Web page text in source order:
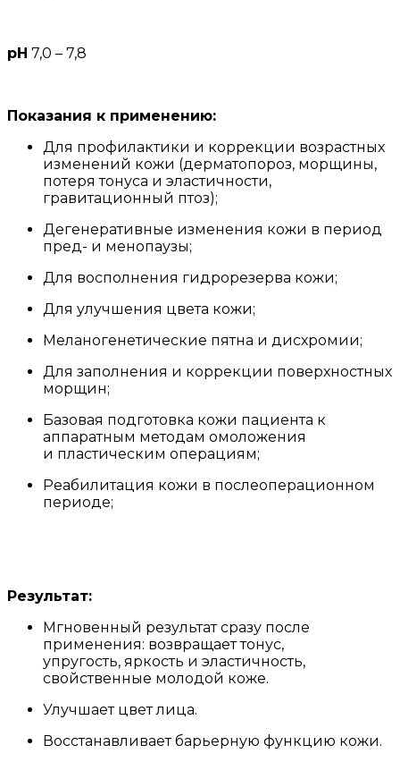
рН 7,0 – 7,8
Показания к применению:
Для профилактики и коррекции возрастных
изменений кожи (дерматопороз, морщины,
потеря тонуса и эластичности,
гравитационный птоз);
Дегенеративные изменения кожи в период
пред- и менопаузы;
Для восполнения гидрорезерва кожи;
Для улучшения цвета кожи;
Меланогенетические пятна и дисхромии;
Для заполнения и коррекции поверхностных
морщин;
Базовая подготовка кожи пациента к
аппаратным методам омоложения
и пластическим операциям;
Реабилитация кожи в послеоперационном
периоде;
Результат:
Мгновенный результат сразу после
применения: возвращает тонус,
упругость, яркость и эластичность,
свойственные молодой коже.
Улучшает цвет лица.
Восстанавливает барьерную функцию кожи.